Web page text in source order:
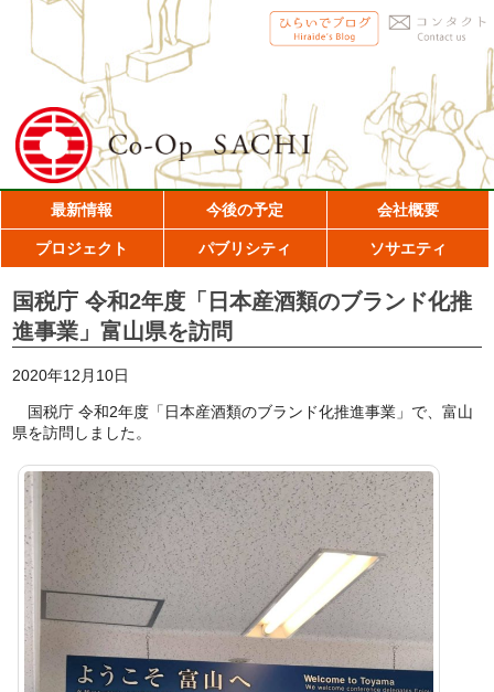
最新情報 今後の予定 会社概要
プロジェクト パブリシティ ソサエティ
国税庁 令和2年度「日本産酒類のブランド化推
進事業」富山県を訪問
2020年12月10日
国税庁 令和2年度「日本産酒類のブランド化推進事業」で、富山
県を訪問しました。